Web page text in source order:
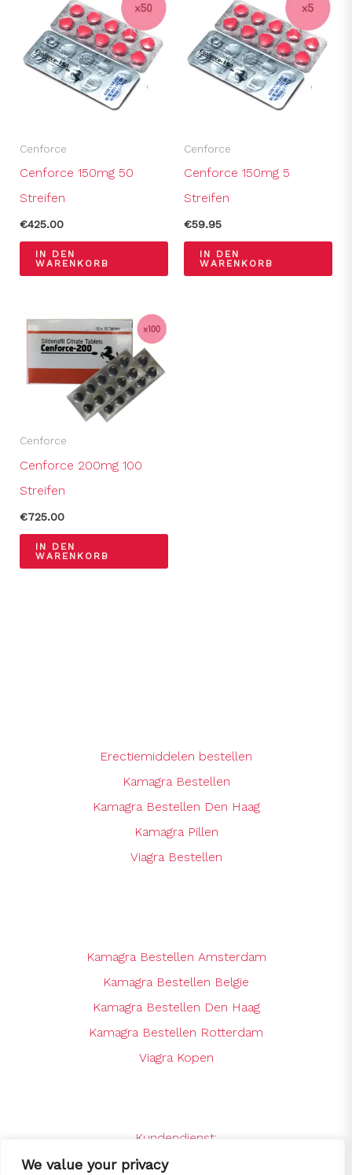
We value your privacy
Cenforce
Cenforce 150mg 50
Streifen
€425.00
IN DEN
WARENKORB
Cenforce
Cenforce 150mg 5
Streifen
€59.95
IN DEN
WARENKORB
Cenforce
Cenforce 200mg 100
Streifen
€725.00
IN DEN
WARENKORB
Erectiemiddelen bestellen
Kamagra Bestellen
Kamagra Bestellen Den Haag
Kamagra Pillen
Viagra Bestellen
Kamagra Bestellen Amsterdam
Kamagra Bestellen Belgie
Kamagra Bestellen Den Haag
Kamagra Bestellen Rotterdam
Viagra Kopen
Kundendienst:
support@kamagrabestellenshop.online